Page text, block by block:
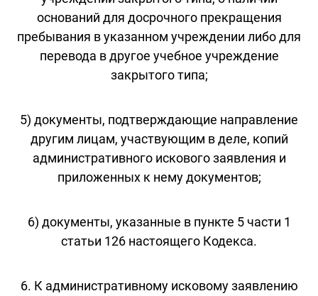
оснований для досрочного прекращения
пребывания в указанном учреждении либо для
перевода в другое учебное учреждение
закрытого типа;
5) документы, подтверждающие направление
другим лицам, участвующим в деле, копий
административного искового заявления и
приложенных к нему документов;
6) документы, указанные в пункте 5 части 1
статьи 126 настоящего Кодекса.
6. К административному исковому заявлению